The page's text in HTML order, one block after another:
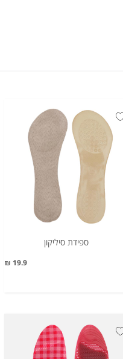
ספידת סיליקון
19.9 ₪